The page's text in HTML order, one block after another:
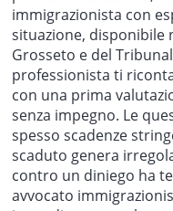
immigrazionista con
situazione, disponibile
Grosseto e del
professionista ti
con una prima
senza impegno. Le
spesso scadenze
scaduto genera
contro un diniego ha
avvocato